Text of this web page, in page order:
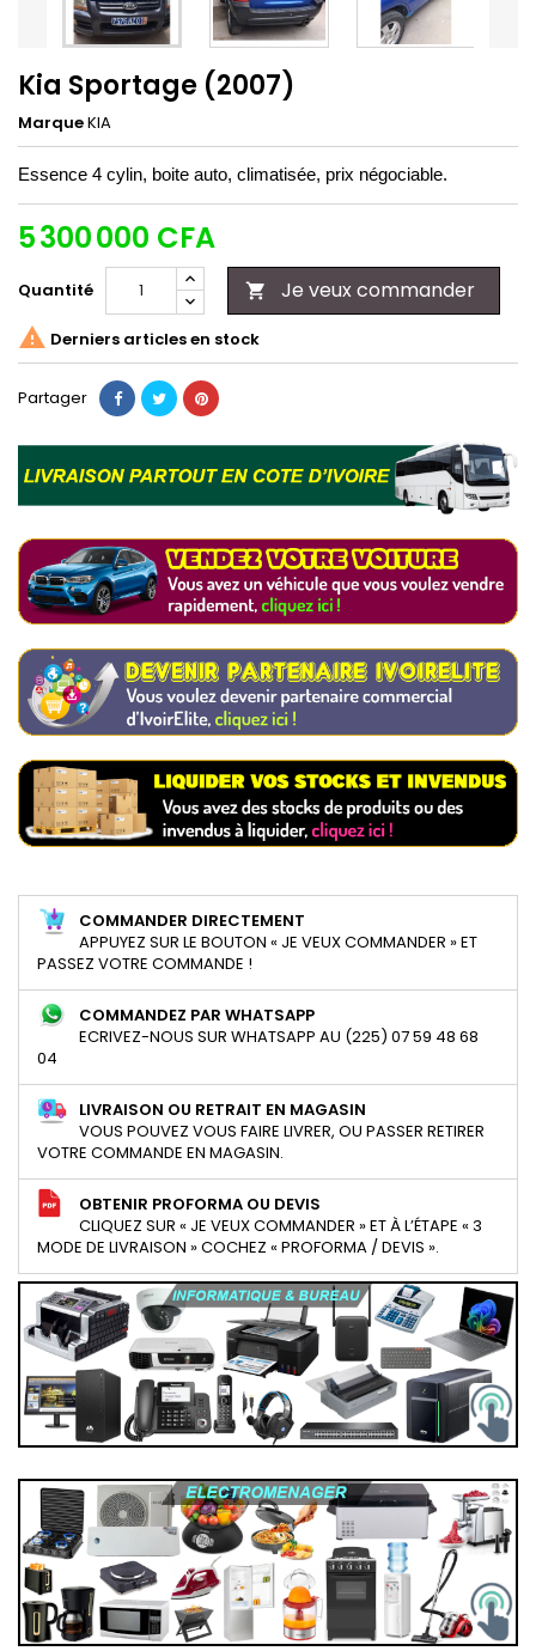
Kia Sportage (2007)
MarqueKIA
Essence 4 cylin, boite auto, climatisée, prix négociable.
5 300 000 CFA
Quantité  Je veux commander
 Derniers articles en stock
Partager
COMMANDER DIRECTEMENT
APPUYEZ SUR LE BOUTON « JE VEUX COMMANDER » ET
PASSEZ VOTRE COMMANDE !
COMMANDEZ PAR WHATSAPP
ECRIVEZ-NOUS SUR WHATSAPP AU (225) 07 59 48 68
04
LIVRAISON OU RETRAIT EN MAGASIN
VOUS POUVEZ VOUS FAIRE LIVRER, OU PASSER RETIRER
VOTRE COMMANDE EN MAGASIN.
OBTENIR PROFORMA OU DEVIS
CLIQUEZ SUR « JE VEUX COMMANDER » ET À L’ÉTAPE « 3
MODE DE LIVRAISON » COCHEZ « PROFORMA / DEVIS ».